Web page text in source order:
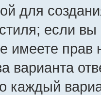
для
если
прав
варианта
каждый